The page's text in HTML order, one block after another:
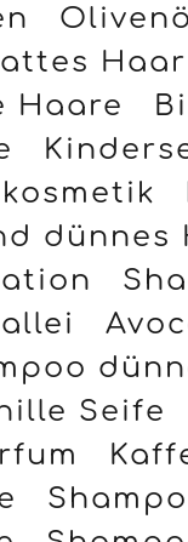
Haar
Haare
dünnes
Seife